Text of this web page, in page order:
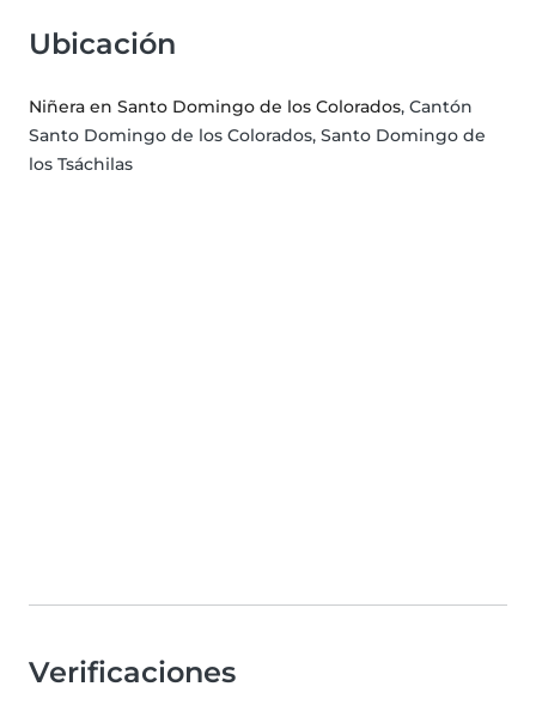
Ubicación
Niñera en Santo Domingo de los Colorados, Cantón
Santo Domingo de los Colorados, Santo Domingo de
los Tsáchilas
Verificaciones